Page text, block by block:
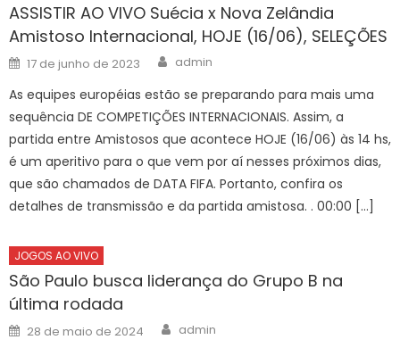
ASSISTIR AO VIVO Suécia x Nova Zelândia
Amistoso Internacional, HOJE (16/06), SELEÇÕES
Posted
on
17 de junho de 2023 Author
admin
As equipes européias estão se preparando para mais uma
sequência DE COMPETIÇÕES INTERNACIONAIS. Assim, a
partida entre Amistosos que acontece HOJE (16/06) às 14 hs,
é um aperitivo para o que vem por aí nesses próximos dias,
que são chamados de DATA FIFA. Portanto, confira os
detalhes de transmissão e da partida amistosa. . 00:00 […]
JOGOS AO VIVO
São Paulo busca liderança do Grupo B na
última rodada
Posted
on
28 de maio de 2024 Author
admin